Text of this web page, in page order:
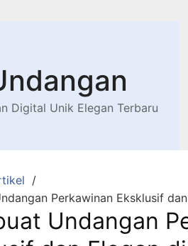
Digital Unik Elegan Terbaru
Perkawinan Eksklusif
Undangan